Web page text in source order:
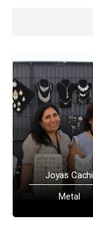
Joyas Cachi
Metal